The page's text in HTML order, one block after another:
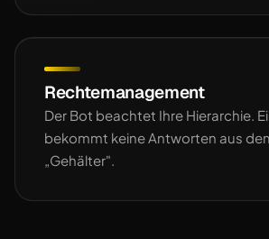
Rechtemanagement
Der Bot beachtet Ihre Hierarchie.
bekommt keine Antworten aus
„Gehälter".